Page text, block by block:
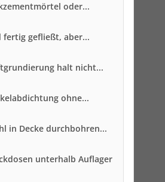
oder...
fertig gefließt, aber...
halt nicht...
ohne...
in Decke durchbohren...
unterhalb Auflager